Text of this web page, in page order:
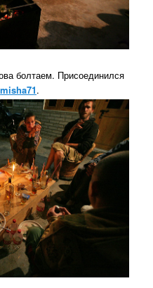
болтаем. Присоединился
misha71.